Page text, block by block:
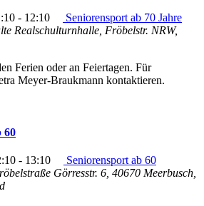
- 12:10
Seniorensport ab 70 Jahre
Realschulturnhalle, Fröbelstr. NRW,
Ferien oder an Feiertagen. Für
Meyer-Braukmann kontaktieren.
60
- 13:10
Seniorensport ab 60
Görresstr. 6, 40670 Meerbusch,